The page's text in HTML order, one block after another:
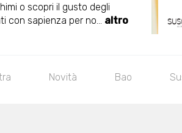
o scopri il gusto degli
con sapienza per no... altro
Novità Bao